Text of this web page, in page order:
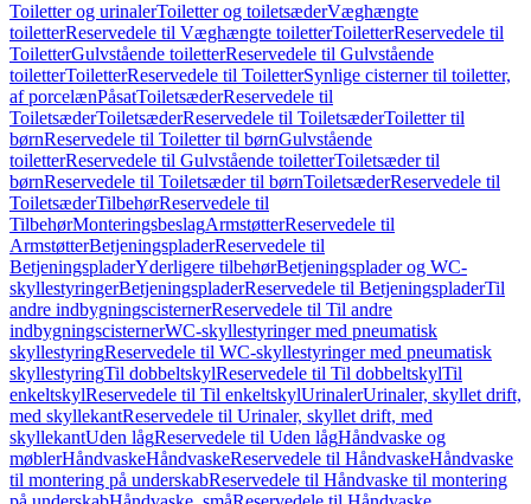
Toiletter og urinalerToiletter og toiletsæderVæghængte
toiletterReservedele til Væghængte toiletterToiletterReservedele til
ToiletterGulvstående toiletterReservedele til Gulvstående
toiletterToiletterReservedele til ToiletterSynlige cisterner til toiletter,
af porcelænPåsatToiletsæderReservedele til
ToiletsæderToiletsæderReservedele til ToiletsæderToiletter til
børnReservedele til Toiletter til børnGulvstående
toiletterReservedele til Gulvstående toiletterToiletsæder til
børnReservedele til Toiletsæder til børnToiletsæderReservedele til
ToiletsæderTilbehørReservedele til
TilbehørMonteringsbeslagArmstøtterReservedele til
ArmstøtterBetjeningspladerReservedele til
BetjeningspladerYderligere tilbehørBetjeningsplader og WC-
skyllestyringerBetjeningspladerReservedele til BetjeningspladerTil
andre indbygningscisternerReservedele til Til andre
indbygningscisternerWC-skyllestyringer med pneumatisk
skyllestyringReservedele til WC-skyllestyringer med pneumatisk
skyllestyringTil dobbeltskylReservedele til Til dobbeltskylTil
enkeltskylReservedele til Til enkeltskylUrinalerUrinaler, skyllet drift,
med skyllekantReservedele til Urinaler, skyllet drift, med
skyllekantUden lågReservedele til Uden lågHåndvaske og
møblerHåndvaskeHåndvaskeReservedele til HåndvaskeHåndvaske
til montering på underskabReservedele til Håndvaske til montering